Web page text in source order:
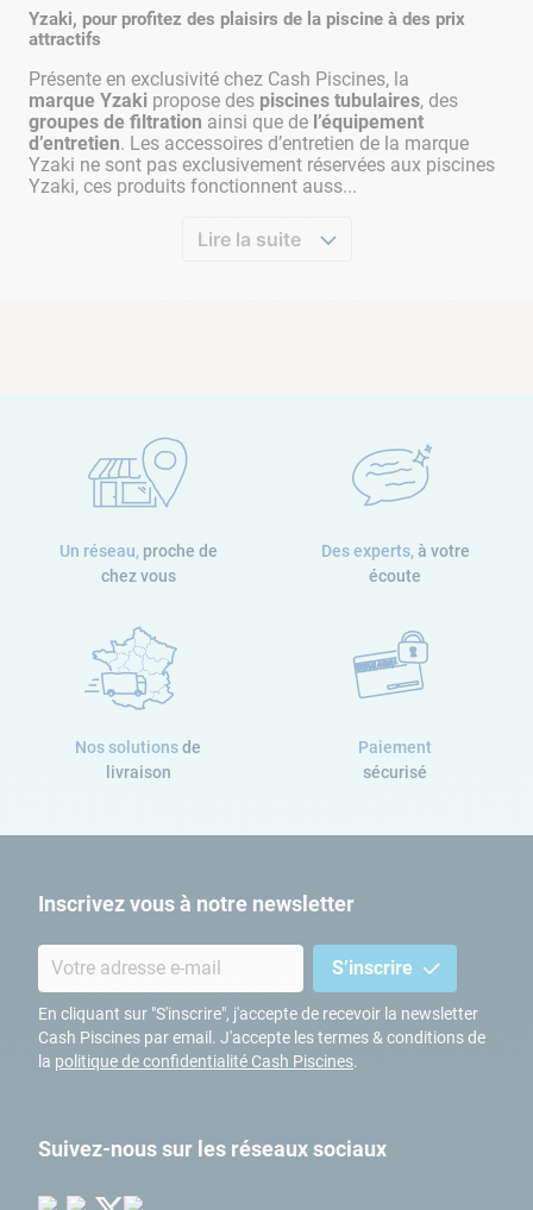
proximitéd'une prise de courant et d'un accès à
Une piscine plus écoresponsable, qui
engendrer uneconsomation énergétique
supplémentaire . Pour lutter contre ça, Cash
Piscines vous donne le choix de la filtration pour
Accessoires inclus
Bâche 4 saisons
Skimmer de surface
Pour recueillir les
gros résidus à la
Yzaki, pour profitez des plaisirs de la piscine à des prix
attractifs
Présente en exclusivité chez Cash Piscines, la
marque Yzaki propose des piscines tubulaires, des
groupes de filtration ainsi que de l’équipement
d’entretien. Les accessoires d’entretien de la marque
Yzaki ne sont pas exclusivement réservées aux piscines
Yzaki, ces produits fonctionnent auss...
Lire la suite
Un réseau, proche de
chez vous
Des experts, à votre
écoute
Nos solutionsde
livraison
Paiement
sécurisé
Inscrivez vous à notre newsletter
S’inscrire
En cliquant sur "S'inscrire", j'accepte de recevoir la newsletter
Cash Piscines par email. J'accepte les termes & conditions de
la politique de confidentialité Cash Piscines.
Suivez-nous sur les réseaux sociaux